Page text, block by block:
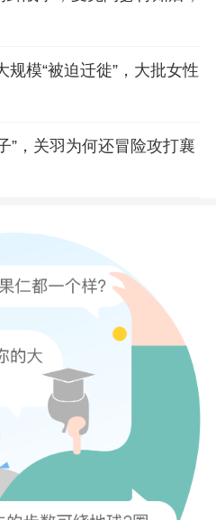
模“被迫迁徙”，大批女性
”，关羽为何还冒险攻打襄